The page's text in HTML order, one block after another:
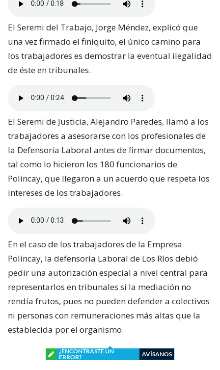
El Seremi del Trabajo, Jorge Méndez, explicó que
una vez firmado el finiquito, el único camino para
los trabajadores es demostrar la eventual ilegalidad
de éste en tribunales.
El Seremi de Justicia, Alejandro Paredes, llamó a los
trabajadores a asesorarse con los profesionales de
la Defensoría Laboral antes de firmar documentos,
tal como lo hicieron los 180 funcionarios de
Polincay, que llegaron a un acuerdo que respeta los
intereses de los trabajadores.
En el caso de los trabajadores de la Empresa
Polincay, la defensoría Laboral de Los Ríos debió
pedir una autorización especial a nivel central para
representarlos en tribunales si la mediación no
rendía frutos, pues no pueden defender a colectivos
ni personas con remuneraciones más altas que la
establecida por el organismo.
¿ENCONTRASTE UN
ERROR?
AVÍSANOS